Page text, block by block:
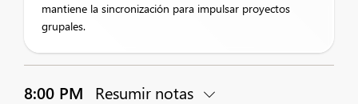
mantiene la sincronización para impulsar proyectos
grupales.
8:00 PM Resumir notas